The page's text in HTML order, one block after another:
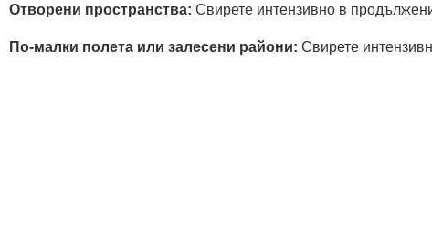
Отворени пространства: Свирете интензивно в
По-малки полета или залесени райони: Свирете